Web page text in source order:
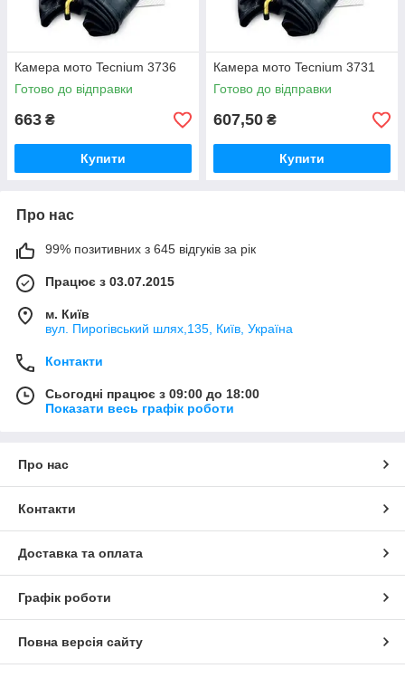
Камера мото Tecnium 3736
Готово до відправки
663 ₴
Купити
Камера мото Tecnium 3731
Готово до відправки
607,50 ₴
Купити
Про нас
99% позитивних з 645 відгуків за рік
Працює з 03.07.2015
м. Київ
вул. Пирогівський шлях,135, Київ, Україна
Контакти
Сьогодні працює з 09:00 до 18:00
Показати весь графік роботи
Про нас
Контакти
Доставка та оплата
Графік роботи
Повна версія сайту